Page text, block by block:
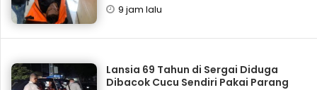
9 jam lalu
Lansia 69 Tahun di Sergai Diduga
Dibacok Cucu Sendiri Pakai Parang